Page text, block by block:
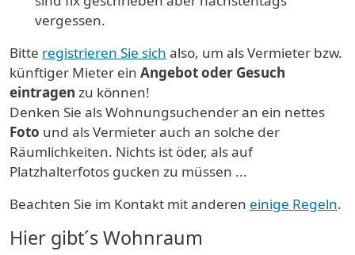
vergessen.
Bitte registrieren Sie sich also, um als Vermieter bzw.
künftiger Mieter ein Angebot oder Gesuch
eintragen zu können!
Denken Sie als Wohnungsuchender an ein nettes
Foto und als Vermieter auch an solche der
Räumlichkeiten. Nichts ist öder, als auf
Platzhalterfotos gucken zu müssen ...
Beachten Sie im Kontakt mit anderen einige Regeln.
Hier gibt´s Wohnraum